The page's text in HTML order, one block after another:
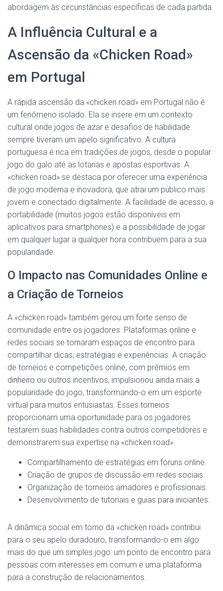
abordagem às circunstâncias específicas de cada partida.
A Influência Cultural e a
Ascensão da «Chicken Road»
em Portugal
A rápida ascensão da «chicken road» em Portugal não é
um fenômeno isolado. Ela se insere em um contexto
cultural onde jogos de azar e desafios de habilidade
sempre tiveram um apelo significativo. A cultura
portuguesa é rica em tradições de jogos, desde o popular
jogo do galo até as lotarias e apostas esportivas. A
«chicken road» se destaca por oferecer uma experiência
de jogo moderna e inovadora, que atrai um público mais
jovem e conectado digitalmente. A facilidade de acesso, a
portabilidade (muitos jogos estão disponíveis em
aplicativos para smartphones) e a possibilidade de jogar
em qualquer lugar a qualquer hora contribuem para a sua
popularidade.
O Impacto nas Comunidades Online e
a Criação de Torneios
A «chicken road» também gerou um forte senso de
comunidade entre os jogadores. Plataformas online e
redes sociais se tornaram espaços de encontro para
compartilhar dicas, estratégias e experiências. A criação
de torneios e competições online, com prêmios em
dinheiro ou outros incentivos, impulsionou ainda mais a
popularidade do jogo, transformando-o em um esporte
virtual para muitos entusiastas. Esses torneios
proporcionam uma oportunidade para os jogadores
testarem suas habilidades contra outros competidores e
demonstrarem sua expertise na «chicken road».
Compartilhamento de estratégias em fóruns online.
Criação de grupos de discussão em redes sociais.
Organização de torneios amadores e profissionais.
Desenvolvimento de tutoriais e guias para iniciantes.
A dinâmica social em torno da «chicken road» contribui
para o seu apelo duradouro, transformando-o em algo
mais do que um simples jogo: um ponto de encontro para
pessoas com interesses em comum e uma plataforma
para a construção de relacionamentos.